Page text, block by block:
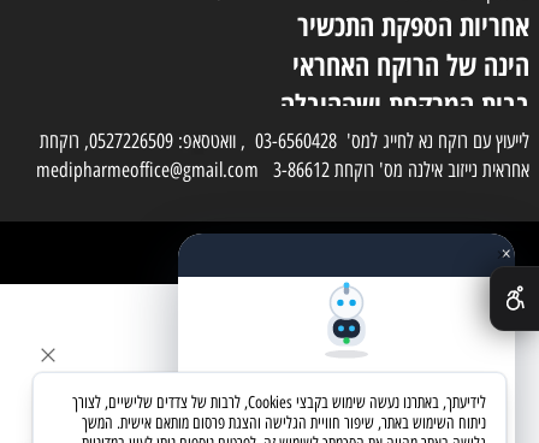
אחריות הספקת התכשיר
הינה של הרוקח האחראי
בבית המרקחת ושההובלה
בפועל תעשה בעזרת
השליח
לייעוץ עם רוקח נא לחייג למס' 03-6560428 , וואטסאפ: 0527226509, רוקחת
אחראית נייזוב אילנה מס' רוקחת 3-86612 medipharmeoffice@gmail.com
✕×
שאלו את העוזר החכם
מחפשים מוצר? אני כאן כדי לעזור
לידיעתך, באתרנו נעשה שימוש בקבצי Cookies, לרבות של צדדים שלישיים, לצורך
ניתוח השימוש באתר, שיפור חוויית הגלישה והצגת פרסום מותאם אישית. המשך